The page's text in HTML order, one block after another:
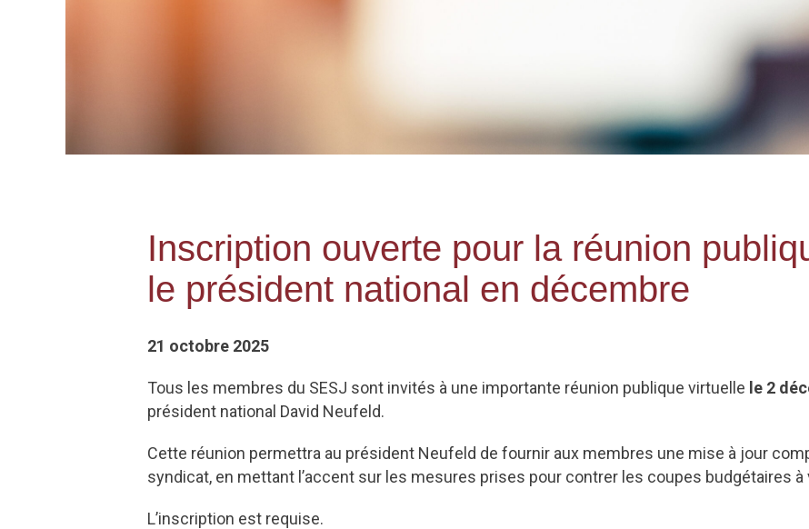
Inscription ouverte pour la réunion
le président national en décembre
21 octobre 2025
Tous les membres du SESJ sont invités à une importante réunion publique virtuelle le 2
président national David Neufeld.
Cette réunion permettra au président Neufeld de fournir aux membres une mise à jour
syndicat, en mettant l’accent sur les mesures prises pour contrer les coupes budgétaires à
L’inscription est requise.